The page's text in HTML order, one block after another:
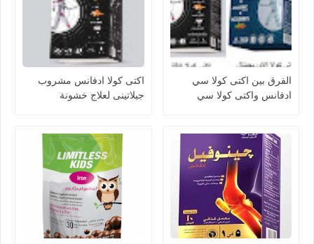
الفرق بين اكتى كولا سي
ادفانس واكتى كولا سي
اكتى كولا ادفانس مشروب
جيلاتينى لعلاج خشونة